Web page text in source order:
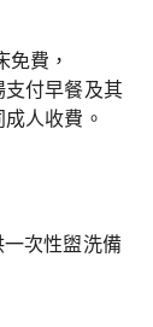
費，
付早餐及其
人收費。
次性盥洗備